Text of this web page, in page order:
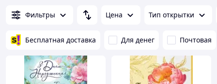
Фильтры Цена Тип открытки
Бесплатная доставка Для денег Почтовая